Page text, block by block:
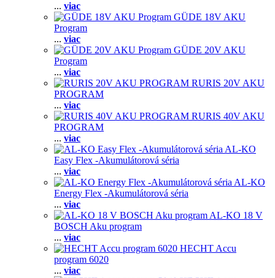
... viac
GÜDE 18V AKU
Program
... viac
GÜDE 20V AKU
Program
... viac
RURIS 20V AKU
PROGRAM
... viac
RURIS 40V AKU
PROGRAM
... viac
AL-KO
Easy Flex -Akumulátorová séria
... viac
AL-KO
Energy Flex -Akumulátorová séria
... viac
AL-KO 18 V
BOSCH Aku program
... viac
HECHT Accu
program 6020
... viac